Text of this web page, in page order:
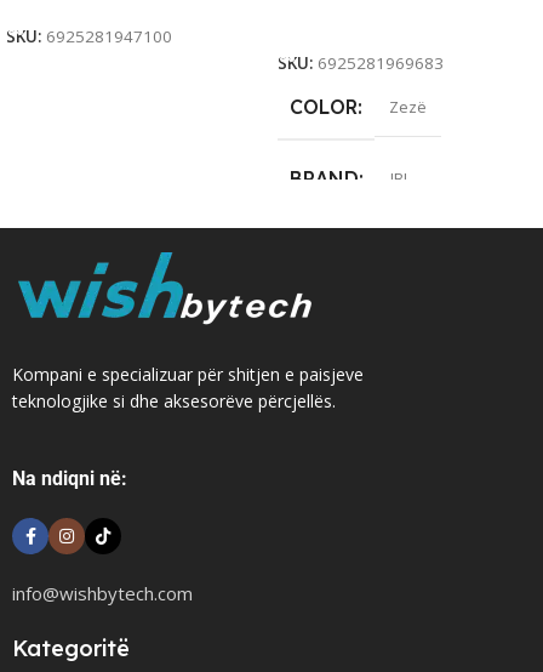
SKU: 6925281947100
SKU: 6925281969683
COLOR Zezë
BRAND JBL
Kompani e specializuar për shitjen e paisjeve
teknologjike si dhe aksesorëve përcjellës.
Na ndiqni në:
info@wishbytech.com
Kategoritë